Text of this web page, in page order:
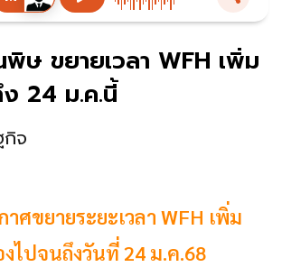
ษ ขยายเวลา WFH เพิ่ม
24 ม.ค.นี้
กิจ
ศขยายระยะเวลา WFH เพิ่ม
งไปจนถึงวันที่ 24 ม.ค.68